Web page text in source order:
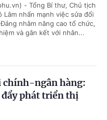
- Tổng Bí thư, Chủ tịch
Lâm nhấn mạnh việc sửa đổi
nhằm nâng cao tổ chức,
và gắn kết với nhân...
chính-ngân hàng:
phát triển thị